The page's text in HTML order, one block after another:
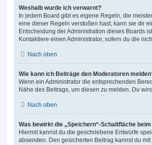
Weshalb wurde ich verwarnt?
In jedem Board gibt es eigene Regeln, die
eine dieser Regeln verstoßen hast, kann sie dir
Entscheidung der Administration dieses Boards
Kontaktiere einen Administrator, sofern du die
Nach oben
Wie kann ich Beiträge den Moderatoren
Wenn ein Administrator die entsprechenden
Nähe des Beitrags, um diesen zu melden. Du
Nach oben
Was bewirkt die „Speichern“-Schaltfläche
Hiermit kannst du die geschriebene Entwürfe
absenden. Den gesicherten Beitrag kannst du